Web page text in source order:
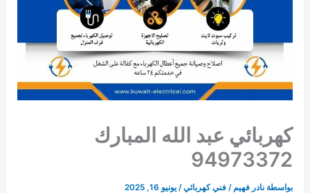
كهربائي عبد الله المبارك
94973372
بواسطة نادر فهيم/فني كهربائي/يونيو 16, 2025